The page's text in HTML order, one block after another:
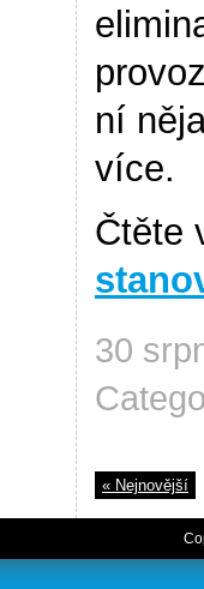
ní
více.
Čtěte
30
« Nejnovější